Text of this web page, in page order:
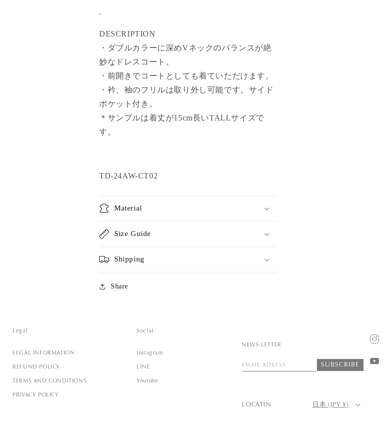
.
DESCRIPTION
・ダブルカラーに深めVネックのバランスが絶
妙なドレスコート。
・前開きでコートとしても着ていただけます。
・衿、袖のフリルは取り外し可能です。サイド
ポケット付き。
＊サンプルは着丈が15cm長いTALLサイズで
す。
TD-24AW-CT02
Material
Size Guide
Shipping
Share
Legal
LEGAL INFORMATION
REFUND POLICY
TERMS AND CONDITIONS
PRIVACY POLICY
Social
Instagram
LINE
Youtube
NEWS LETTER
EMAIL ADRESS SUBSCRIBE
LOCATIN 日本 (JPY ¥)